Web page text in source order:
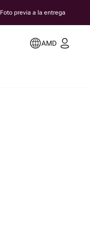
Foto previa a la entrega
AMD